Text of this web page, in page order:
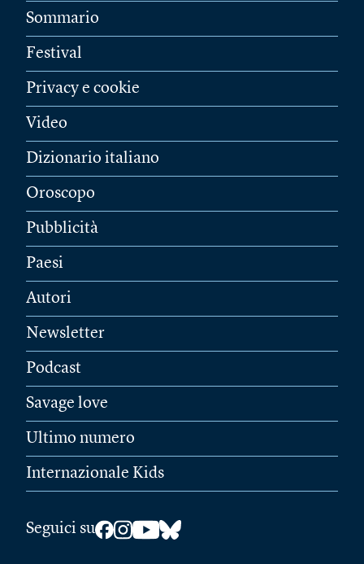
Sommario
Festival
Privacy e cookie
Video
Dizionario italiano
Oroscopo
Pubblicità
Paesi
Autori
Newsletter
Podcast
Savage love
Ultimo numero
Internazionale Kids
Seguici su